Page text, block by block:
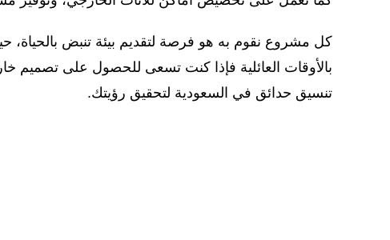
كل مشروع نقوم به هو فرصة لتقديم بيئة تنبض بالحياة،
بالأوقات العائلية فإذا كنت تسعى للحصول على
تنسيق حدائق في السعودية لتحقيق رؤيتك.